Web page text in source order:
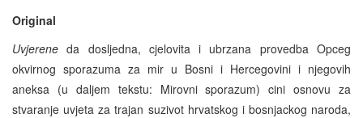
Original
Uvjerene da dosljedna, cjelovita i ubrzana provedba Opceg
okvirnog sporazuma za mir u Bosni i Hercegovini i njegovih
aneksa (u daljem tekstu: Mirovni sporazum) cini osnovu za
stvaranje uvjeta za trajan suzivot hrvatskog i bosnjackog naroda,